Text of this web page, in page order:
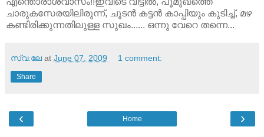
ചാരുകസേരയിലിരുന്ന്, ചൂടന്‍ കട്ടന്‍ കാപ്പിയും കുടിച്ച്, മഴ
കണ്ടിരിക്കുന്നതിലുള്ള സുഖം...... ഒന്നു വേറെ തന്നെ...
സ്വ:ലേ at June 07, 2009 1 comment:
Share
‹ ›
Home